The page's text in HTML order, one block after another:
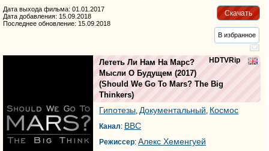
Скачать
Дата выхода фильма: 01.01.2017
Дата добавления: 15.09.2018
Последнее обновление: 15.09.2018
В избранное
HDTVRip
Лететь Ли Нам На Марс?
Мысли О Будущем (2017)
(Should We Go To Mars? The Big
Thinkers)
Гипотезы Документальный Космос
Канал: BBC
Режиссер: Алекс Хеменгуей